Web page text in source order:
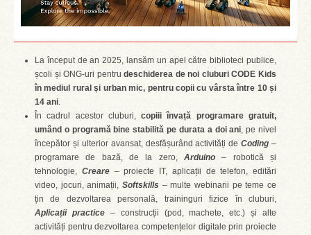
La început de an 2025, lansăm un apel către biblioteci publice,
școli și ONG-uri pentrudeschiderea de noi cluburi CODE Kids
în mediul rural și urban mic, pentru copii cu vârsta între 10 și
14 ani.
În cadrul acestor cluburi,copiii învață programare gratuit,
umând o programă bine stabilită pe durata a doi ani, pe nivel
începător și ulterior avansat, desfășurând activități deCoding –
programare de bază, de la zero, Arduino – robotică și
tehnologie, Creare– proiecte IT, aplicații de telefon, editări
video, jocuri, animații, Softskills – multe webinarii pe teme ce
țin de dezvoltarea personală, traininguri fizice în cluburi,
Aplicații practice– construcții (pod, machete, etc.) și alte
activități pentru dezvoltarea competențelor digitale prin proiecte